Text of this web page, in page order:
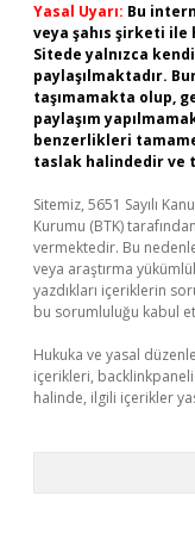
Yasal Uyarı: Bu
veya şahıs şirketi ile
Sitede yalnızca
paylaşılmaktadır.
taşımamakta olup,
paylaşım
benzerlikleri
taslak halindedir ve
Sitemiz, 5651 Sayılı
Kurumu (BTK)
vermektedir. Bu
veya araştırma
yazdıkları içeriklerin
bu sorumluluğu kabul
Hukuka ve yasal
içerikleri,
halinde, ilgili içerikler